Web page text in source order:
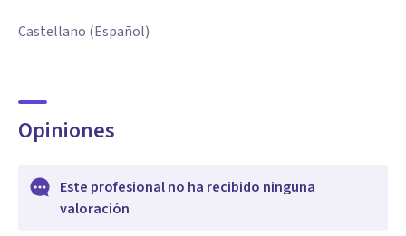
Castellano (Español)
Opiniones
Este profesional no ha recibido ninguna
valoración